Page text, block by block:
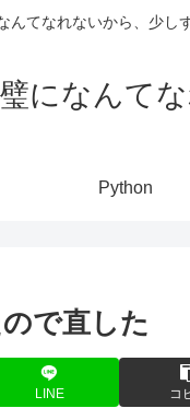
んてなれないから、少し
になんて
Python
で直した
LINE コ